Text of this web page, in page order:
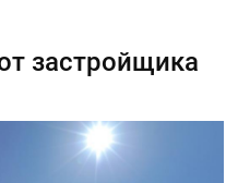
застройщика